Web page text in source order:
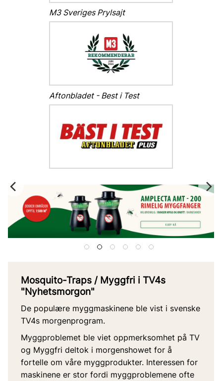
M3 Sveriges Prylsajt
Aftonbladet - Best i Test
Mosquito-Traps / Myggfri i TV4s
"Nyhetsmorgon"
De populære myggmaskinene ble vist i svenske
TV4s morgenprogram.
Myggproblemet ble viet oppmerksomhet på TV
og Myggfri deltok i morgenshowet for å
fortelle om våre myggprodukter. Interessen for
maskinene er stor fordi myggproblemene ofte